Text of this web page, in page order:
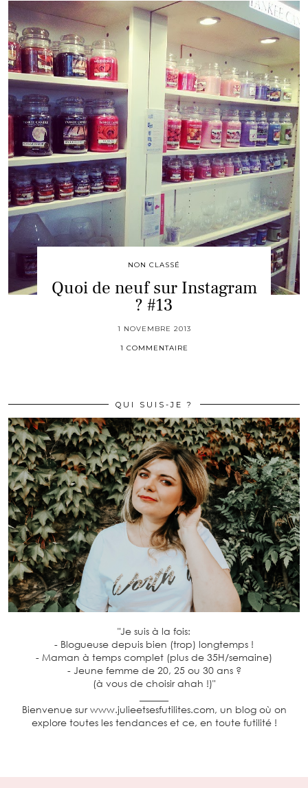
NON CLASSÉ
Quoi de neuf sur Instagram
? #13
1 NOVEMBRE 2013
1 COMMENTAIRE
QUI SUIS-JE ?
"Je suis à la fois:
- Blogueuse depuis bien (trop) longtemps !
- Maman à temps complet (plus de 35H/semaine)
- Jeune femme de 20, 25 ou 30 ans ?
(à vous de choisir ahah !)"
Bienvenue sur www.julieetsesfutilites.com, un blog où on
explore toutes les tendances et ce, en toute futilité !